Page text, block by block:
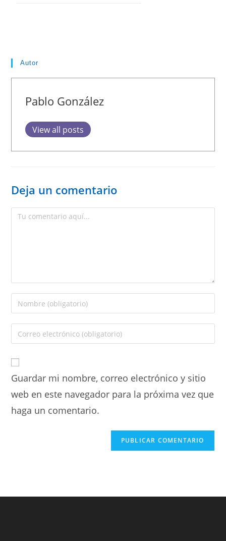
Autor
Pablo González
View all posts
Deja un comentario
Guardar mi nombre, correo electrónico y sitio
web en este navegador para la próxima vez que
haga un comentario.